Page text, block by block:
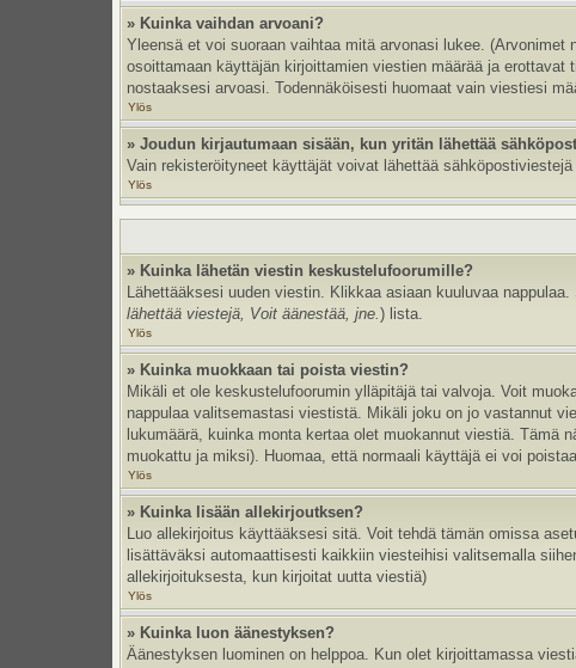
» Kuinka vaihdan arvoani?
Yleensä et voi suoraan vaihtaa mitä arvonasi lukee.
osoittamaan käyttäjän kirjoittamien viestien määrää ja
nostaaksesi arvoasi. Todennäköisesti huomaat vain viestiesi
Ylös
» Joudun kirjautumaan sisään, kun yritän lähettää
Vain rekisteröityneet käyttäjät voivat lähettää
Ylös
» Kuinka lähetän viestin keskustelufoorumille?
Lähettääksesi uuden viestin. Klikkaa asiaan kuuluvaa
lähettää viestejä, Voit äänestää, jne.) lista.
Ylös
» Kuinka muokkaan tai poista viestin?
Mikäli et ole keskustelufoorumin ylläpitäjä tai valvoja. Voit
nappulaa valitsemastasi viestistä. Mikäli joku on jo vastannut
lukumäärä, kuinka monta kertaa olet muokannut viestiä.
muokattu ja miksi). Huomaa, että normaali käyttäjä ei voi
Ylös
» Kuinka lisään allekirjoutksen?
Luo allekirjoitus käyttääksesi sitä. Voit tehdä tämän omissa
lisättäväksi automaattisesti kaikkiin viesteihisi valitsemalla
allekirjoituksesta, kun kirjoitat uutta viestiä)
Ylös
» Kuinka luon äänestyksen?
Äänestyksen luominen on helppoa. Kun olet kirjoittamassa